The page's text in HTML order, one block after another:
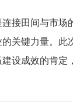
田间与市场
关键力量。此
设成效的肯定